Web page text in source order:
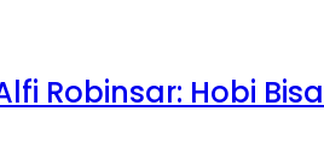
Robinsar: Hobi